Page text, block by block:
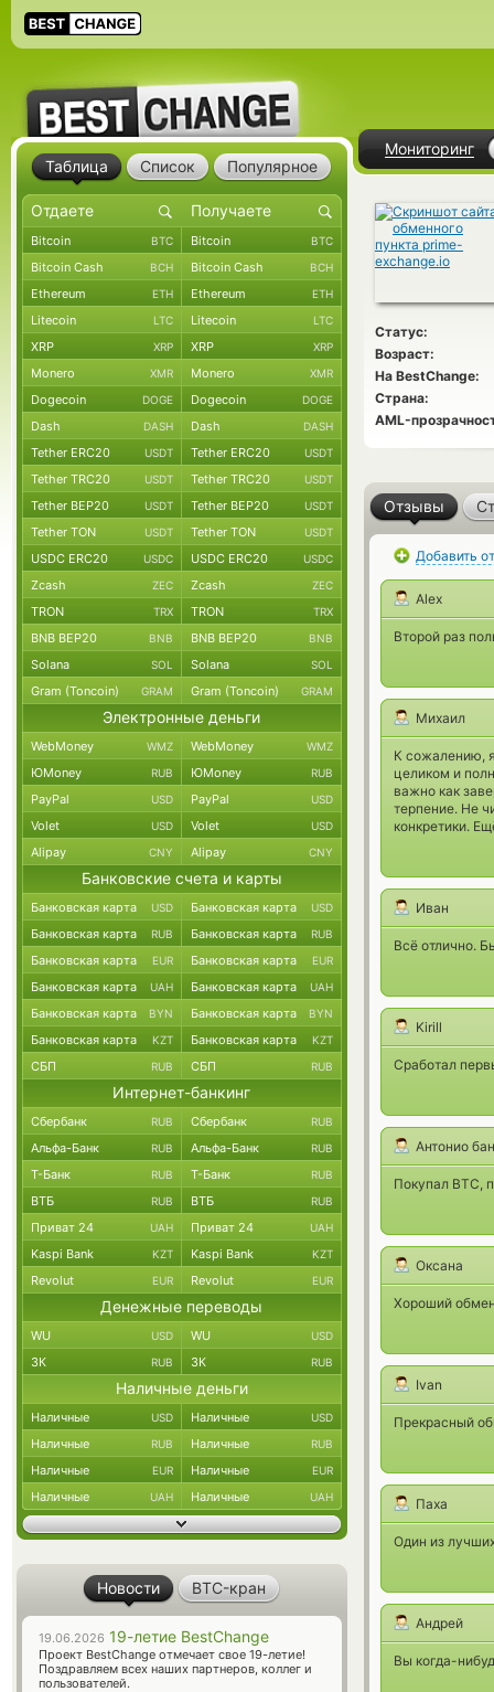
Мониторинг
Статус:
Возраст:
На BestChange:
Страна:
AML-
Отзывы
Добавить
Alex
Второй раз
Михаил
К сожалению,
целиком и
важно как
терпение. Не
конкретики.
Иван
Всё отлично.
Kirill
Сработал
Антонио
Покупал BTC,
Оксана
Хороший
Ivan
Прекрасный
Паха
Один из
Андрей
Вы когда-
Таблица Список Популярное
Bitcoin BTC Bitcoin BTC
Bitcoin Cash BCH Bitcoin Cash BCH
Ethereum ETH Ethereum ETH
Litecoin LTC Litecoin LTC
XRP XRP XRP XRP
Monero XMR Monero XMR
Dogecoin DOGE Dogecoin DOGE
Dash DASH Dash DASH
Tether ERC20 USDT Tether ERC20 USDT
Tether TRC20 USDT Tether TRC20 USDT
Tether BEP20 USDT Tether BEP20 USDT
Tether TON USDT Tether TON USDT
USDC ERC20 USDC USDC ERC20 USDC
Zcash ZEC Zcash ZEC
TRON TRX TRON TRX
BNB BEP20 BNB BNB BEP20 BNB
Solana SOL Solana SOL
Gram (Toncoin) GRAM Gram (Toncoin) GRAM
Электронные деньги
WebMoney WMZ WebMoney WMZ
ЮMoney RUB ЮMoney RUB
PayPal USD PayPal USD
Volet USD Volet USD
Alipay CNY Alipay CNY
Банковские счета и карты
Банковская карта USD Банковская карта USD
Банковская карта RUB Банковская карта RUB
Банковская карта EUR Банковская карта EUR
Банковская карта UAH Банковская карта UAH
Банковская карта BYN Банковская карта BYN
Банковская карта KZT Банковская карта KZT
СБП RUB СБП RUB
Интернет-банкинг
Сбербанк RUB Сбербанк RUB
Альфа-Банк RUB Альфа-Банк RUB
Т-Банк RUB Т-Банк RUB
ВТБ RUB ВТБ RUB
Приват 24 UAH Приват 24 UAH
Kaspi Bank KZT Kaspi Bank KZT
Revolut EUR Revolut EUR
Денежные переводы
WU USD WU USD
ЗК RUB ЗК RUB
Наличные деньги
Наличные USD Наличные USD
Наличные RUB Наличные RUB
Наличные EUR Наличные EUR
Наличные UAH Наличные UAH
Новости BTC-кран
19.06.2026 19-летие BestChange
Проект BestChange отмечает свое 19-летие!
Поздравляем всех наших партнеров, коллег и
пользователей.